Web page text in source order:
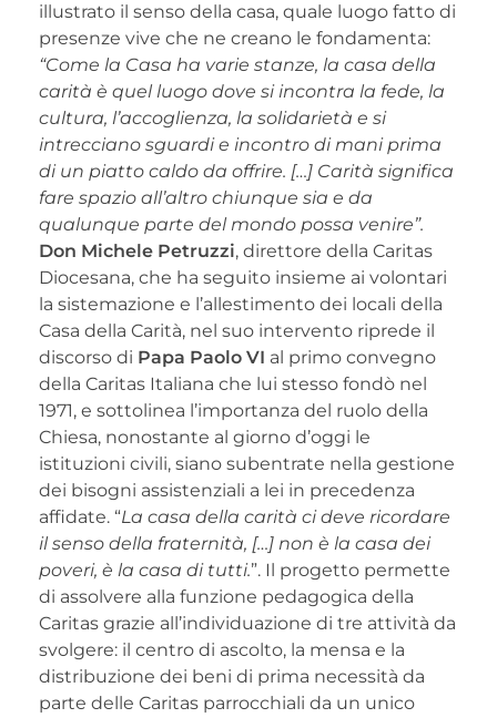
illustrato il senso della casa, quale luogo fatto di
presenze vive che ne creano le fondamenta:
“Come la Casa ha varie stanze, la casa della
carità è quel luogo dove si incontra la fede, la
cultura, l’accoglienza, la solidarietà e si
intrecciano sguardi e incontro di mani prima
di un piatto caldo da offrire. […] Carità significa
fare spazio all’altro chiunque sia e da
qualunque parte del mondo possa venire”.
Don Michele Petruzzi, direttore della Caritas
Diocesana, che ha seguito insieme ai volontari
la sistemazione e l’allestimento dei locali della
Casa della Carità, nel suo intervento riprede il
discorso di Papa Paolo VI al primo convegno
della Caritas Italiana che lui stesso fondò nel
1971, e sottolinea l’importanza del ruolo della
Chiesa, nonostante al giorno d’oggi le
istituzioni civili, siano subentrate nella gestione
dei bisogni assistenziali a lei in precedenza
affidate. “La casa della carità ci deve ricordare
il senso della fraternità, […] non è la casa dei
poveri, è la casa di tutti.”. Il progetto permette
di assolvere alla funzione pedagogica della
Caritas grazie all’individuazione di tre attività da
svolgere: il centro di ascolto, la mensa e la
distribuzione dei beni di prima necessità da
parte delle Caritas parrocchiali da un unico